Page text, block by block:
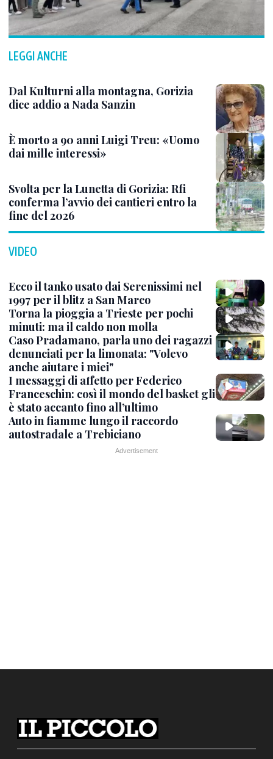
LEGGI ANCHE
Dal Kulturni alla montagna, Gorizia
dice addio a Nada Sanzin
È morto a 90 anni Luigi Treu: «Uomo
dai mille interessi»
Svolta per la Lunetta di Gorizia: Rfi
conferma l’avvio dei cantieri entro la
fine del 2026
VIDEO
Ecco il tanko usato dai Serenissimi nel
1997 per il blitz a San Marco
Torna la pioggia a Trieste per pochi
minuti: ma il caldo non molla
Caso Pradamano, parla uno dei ragazzi
denunciati per la limonata: "Volevo
anche aiutare i miei"
I messaggi di affetto per Federico
Franceschin: così il mondo del basket gli
è stato accanto fino all’ultimo
Auto in fiamme lungo il raccordo
autostradale a Trebiciano